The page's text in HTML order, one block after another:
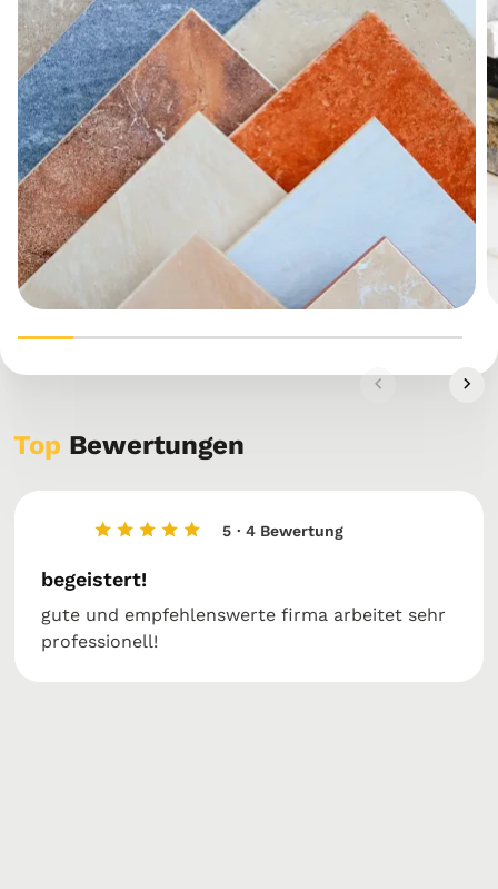
Top Bewertungen
5 · 4 Bewertung
begeistert!
gute und empfehlenswerte firma arbeitet sehr
professionell!